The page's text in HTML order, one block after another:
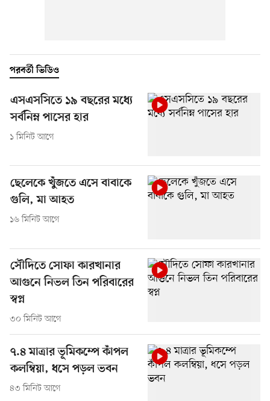
পরবর্তী ভিডিও
এসএসসিতে ১৯ বছরের মধ্যে
সর্বনিম্ন পাসের হার
১ মিনিট আগে
ছেলেকে খুঁজতে এসে বাবাকে
গুলি, মা আহত
১৬ মিনিট আগে
সৌদিতে সোফা কারখানার
আগুনে নিভল তিন পরিবারের
স্বপ্ন
৩০ মিনিট আগে
৭.৪ মাত্রার ভূমিকম্পে কাঁপল
কলম্বিয়া, ধসে পড়ল ভবন
৪৩ মিনিট আগে